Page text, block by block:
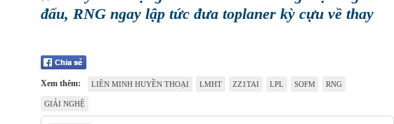
đấu, RNG ngay lập tức đưa toplaner kỳ cựu về thay
Xem thêm: LIÊN MINH HUYỀN THOẠI LMHT ZZ1TAI LPL SOFM RNG
GIẢI NGHỆ